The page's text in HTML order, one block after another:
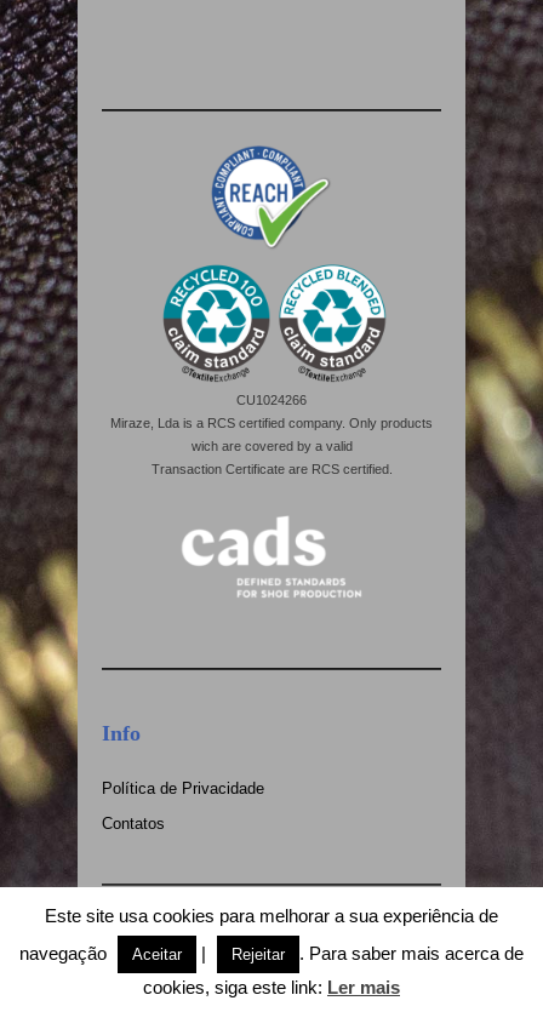
CU1024266
Miraze, Lda is a RCS certified company. Only products
wich are covered by a valid
Transaction Certificate are RCS certified.
Info
Política de Privacidade
Contatos
(* chamada para rede fixa nacional)
© Copyright 2018 Miraze, Lda - Website by
Contacto Visual
Este site usa cookies para melhorar a sua experiência de
navegação
Aceitar | Rejeitar
. Para saber mais acerca de
cookies, siga este link: Ler mais